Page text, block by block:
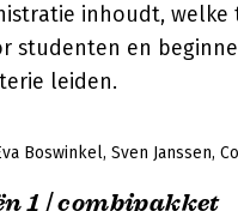
inhoudt, welke
studenten en
leiden.
Boswinkel Sven Janssen
1 | combipakket